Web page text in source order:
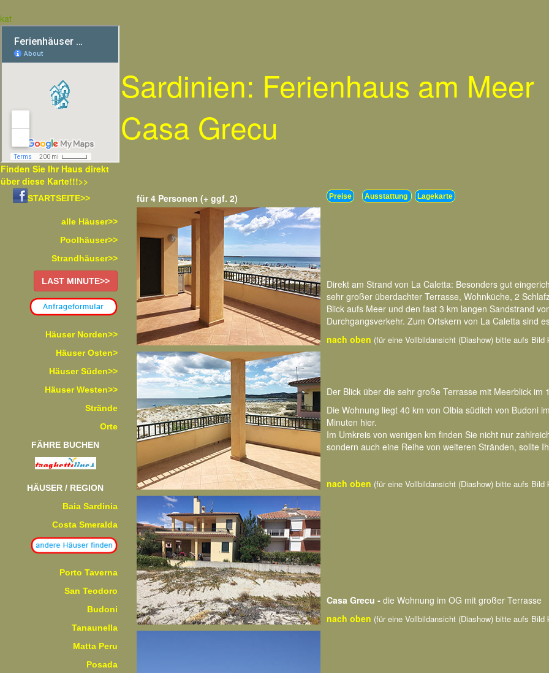
kat
Finden Sie Ihr Haus direkt
über diese Karte!!!>>
Sardinien: Ferienhaus am Meer
Casa Grecu
STARTSEITE>>
alle Häuser>>
Poolhäuser>>
Strandhäuser>>
LAST MINUTE>>
Häuser Norden>>
Häuser Osten>
Häuser Süden>>
Häuser Westen>>
Strände
Orte
FÄHRE BUCHEN
HÄUSER / REGION
Baia Sardinia
Costa Smeralda
Porto Taverna
San Teodoro
Budoni
Tanaunella
Matta Peru
Posada
für 4 Personen (+ ggf. 2) Preise Ausstattung Lagekarte
Direkt am Strand von La Caletta: Besonders gut
sehr großer überdachter Terrasse, Wohnküche, 2
Blick aufs Meer und den fast 3 km langen Sandstrand
Durchgangsverkehr. Zum Ortskern von La Caletta sind
nach oben (für eine Vollbildansicht (Diashow) bitte aufs Bild
Der Blick über die sehr große Terrasse mit Meerblick im
Die Wohnung liegt 40 km von Olbia südlich von Budoni
Minuten hier.
Im Umkreis von wenigen km finden Sie nicht nur
sondern auch eine Reihe von weiteren Stränden, sollte
nach oben (für eine Vollbildansicht (Diashow) bitte aufs Bild
Casa Grecu - die Wohnung im OG mit großer Terrasse
nach oben (für eine Vollbildansicht (Diashow) bitte aufs Bild